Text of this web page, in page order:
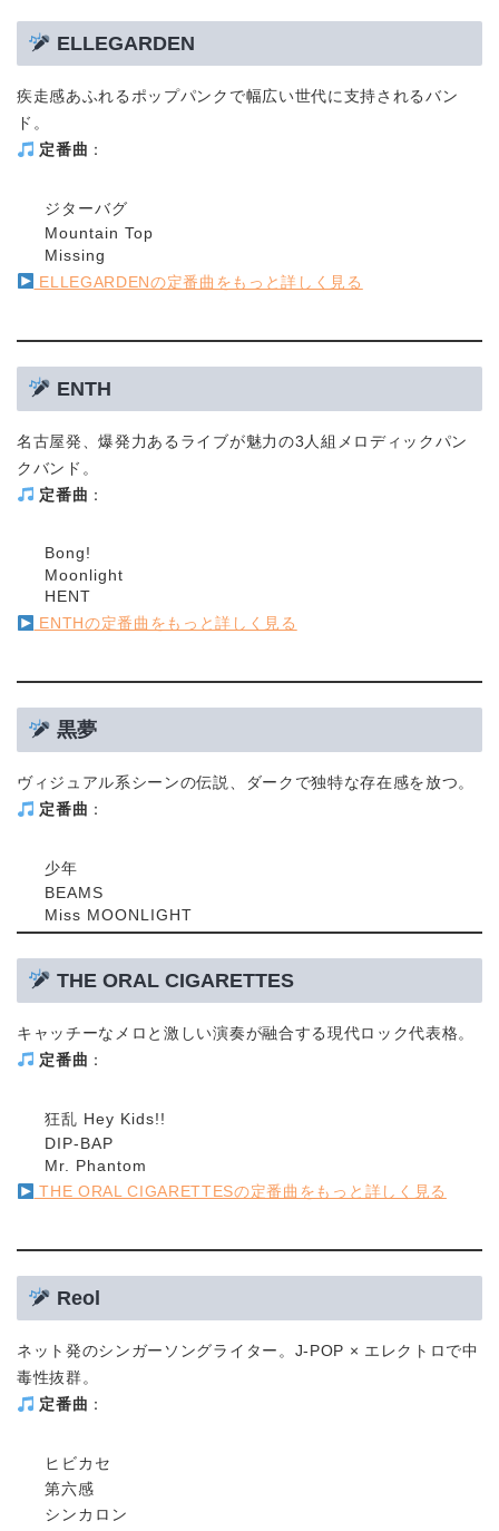
ELLEGARDEN
疾走感あふれるポップパンクで幅広い世代に支持されるバン
ド。
定番曲 ：
ジターバグ
Mountain Top
Missing
ELLEGARDENの定番曲をもっと詳しく見る
ENTH
名古屋発、爆発力あるライブが魅力の3人組メロディックパン
クバンド。
定番曲 ：
Bong!
Moonlight
HENT
ENTHの定番曲をもっと詳しく見る
黒夢
ヴィジュアル系シーンの伝説、ダークで独特な存在感を放つ。
定番曲 ：
少年
BEAMS
Miss MOONLIGHT
THE ORAL CIGARETTES
キャッチーなメロと激しい演奏が融合する現代ロック代表格。
定番曲 ：
狂乱 Hey Kids!!
DIP-BAP
Mr. Phantom
THE ORAL CIGARETTESの定番曲をもっと詳しく見る
Reol
ネット発のシンガーソングライター。J-POP × エレクトロで中
毒性抜群。
定番曲 ：
ヒビカセ
第六感
シンカロン